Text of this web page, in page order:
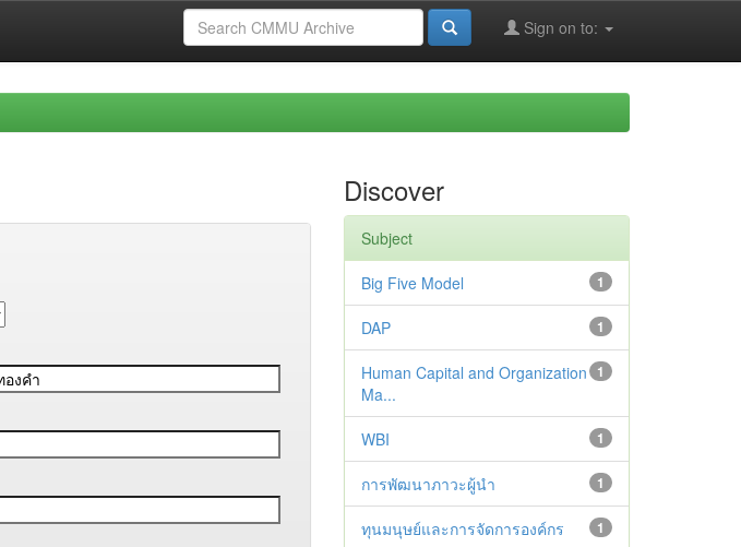
Sign on to:
Discover
Subject
1
Big Five Model
1
DAP
1
Human Capital and Organization
Ma...
1
WBI
1
การพัฒนาภาวะผู้นำ
1
ทุนมนุษย์และการจัดการองค์กร